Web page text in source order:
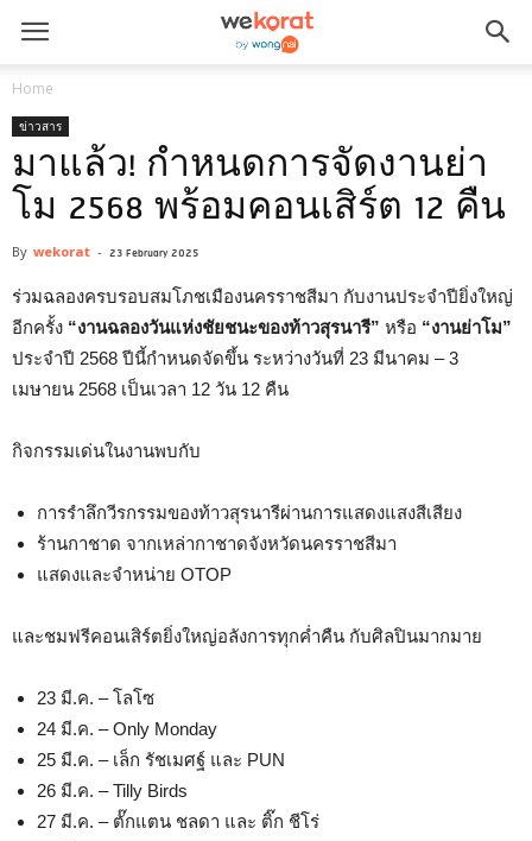
Home
ข่าวสาร
มาแล้ว! กำหนดการจัดงานย่า
โม 2568 พร้อมคอนเสิร์ต 12 คืน
By wekorat - 23 February 2025
ร่วมฉลองครบรอบสมโภชเมืองนครราชสีมา กับงานประจำปียิ่งใหญ่
อีกครั้ง “งานฉลองวันแห่งชัยชนะของท้าวสุรนารี” หรือ “งานย่าโม”
ประจำปี 2568 ปีนี้กำหนดจัดขึ้น ระหว่างวันที่ 23 มีนาคม – 3
เมษายน 2568 เป็นเวลา 12 วัน 12 คืน
กิจกรรมเด่นในงานพบกับ
การรำลึกวีรกรรมของท้าวสุรนารีผ่านการแสดงแสงสีเสียง
ร้านกาชาด จากเหล่ากาชาดจังหวัดนครราชสีมา
แสดงและจำหน่าย OTOP
และชมฟรีคอนเสิร์ตยิ่งใหญ่อลังการทุกค่ำคืน กับศิลปินมากมาย
23 มี.ค. – โลโซ
24 มี.ค. – Only Monday
25 มี.ค. – เล็ก รัชเมศฐ์ และ PUN
26 มี.ค. – Tilly Birds
27 มี.ค. – ตั๊กแตน ชลดา และ ติ๊ก ชีโร่